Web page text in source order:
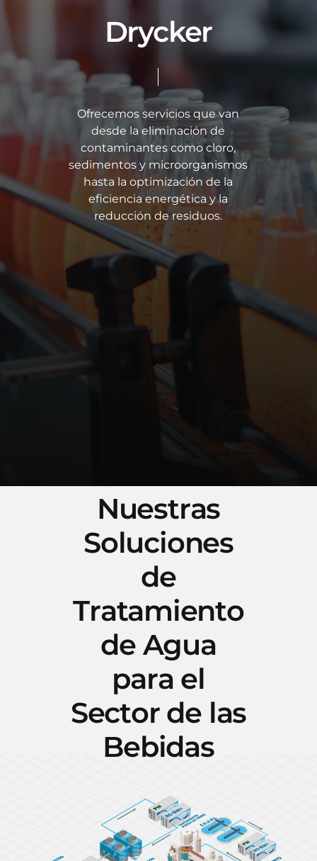
Drycker
Ofrecemos servicios que van
desde la eliminación de
contaminantes como cloro,
sedimentos y microorganismos
hasta la optimización de la
eficiencia energética y la
reducción de residuos.
Nuestras
Soluciones
de
Tratamiento
de Agua
para el
Sector de las
Bebidas